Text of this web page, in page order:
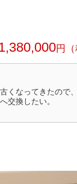
円
くなってきたので
交換したい。